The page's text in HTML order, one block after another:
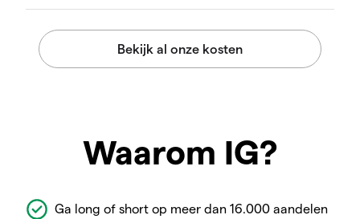
Waarom IG?
Ga long of short op meer dan 16.000 aandelen